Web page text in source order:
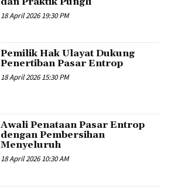
18 April 2026 19:30 PM
Pemilik Hak Ulayat Dukung
Penertiban Pasar Entrop
18 April 2026 15:30 PM
Awali Penataan Pasar Entrop
dengan Pembersihan
Menyeluruh
18 April 2026 10:30 AM